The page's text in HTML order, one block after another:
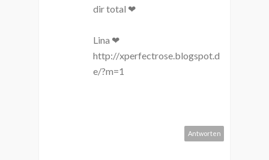
dir total ❤
Lina ❤
http://xperfectrose.blogspot.d
e/?m=1
Antworten